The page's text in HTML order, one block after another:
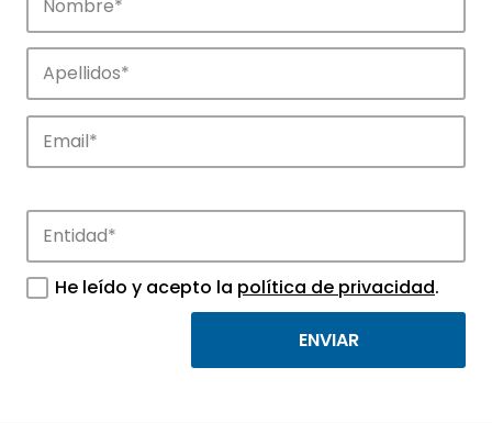
Noticias
Conoce las noticias más destacadas de
APTE y sus parques científicos y
tecnológicos.
He leído y acepto la política de privacidad.